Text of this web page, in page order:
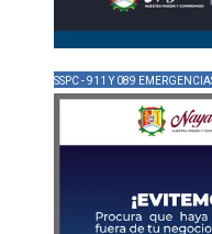
SSPC - 911 Y 089